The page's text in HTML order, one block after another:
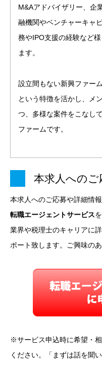
M&Aアドバイザリー、企
融機関やベンチャーキャ
務やIPO支援の経験など
ます。
設立間もない新興ファー
という特徴を活かし、メ
つ、多様な案件をこなし
ファームです。
本求人へのご
本求人へのご応募や詳細情報
転職エージェントサービス
業界や税理士のキャリアに
ポート致します。ご興味の
※サービス申込時に希望・
ください。「まずは話を聞